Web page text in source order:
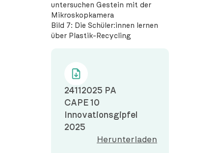
untersuchen Gestein mit der
Mikroskopkamera
Bild 7: Die Schüler:innen lernen
über Plastik-Recycling
24112025 PA
CAPE 10
Innovationsgipfel
2025
Herunterladen